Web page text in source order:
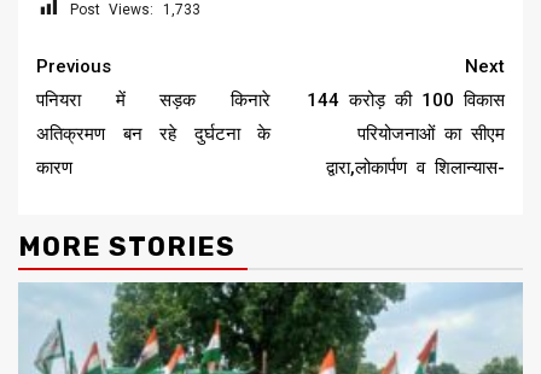
Post Views: 1,733
Continue
Reading
Previous
पनियरा में सड़क किनारे
अतिक्रमण बन रहे दुर्घटना के
कारण
Next
144 करोड़ की 100 विकास
परियोजनाओं का सीएम
द्वारा,लोकार्पण व शिलान्यास-
MORE STORIES